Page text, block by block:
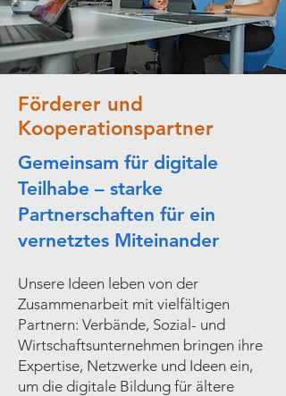
Förderer und
Kooperationspartner
Gemeinsam für digitale
Teilhabe – starke
Partnerschaften für ein
vernetztes Miteinander
Unsere Ideen leben von der
Zusammenarbeit mit vielfältigen
Partnern: Verbände, Sozial- und
Wirtschaftsunternehmen bringen ihre
Expertise, Netzwerke und Ideen ein,
um die digitale Bildung für ältere